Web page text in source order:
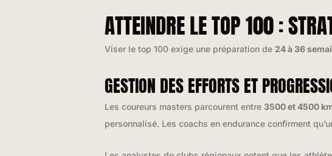
ATTEINDRE LE TOP 100 :
Viser le top 100 exige une préparation de 24 à 36
GESTION DES EFFORTS ET
Les coureurs masters parcourent entre 3500 et 4500
personnalisé. Les coachs en endurance confirment